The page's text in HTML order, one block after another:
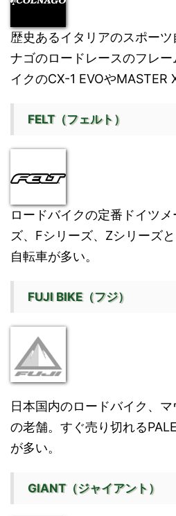
歴史あるイタリアのスポー
ナゴのロードレースのフレ
イクのCX-1 EVOやMASTER
FELT（フェルト）
ロードバイクの定番ドイツ
ズ、Fシリーズ、Zシリーズ
自転車が多い。
FUJI BIKE（フジ）
日本国内のロードバイク、
の老舗。すぐ売り切れる
が多い。
GIANT（ジャイアント）